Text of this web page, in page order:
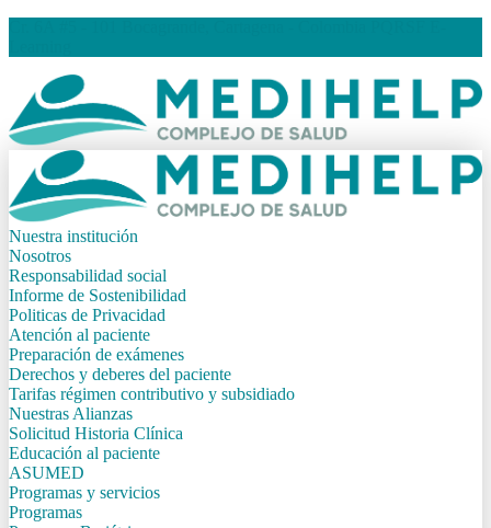
Nuestra institución
Nosotros
Responsabilidad social
Informe de Sostenibilidad
Politicas de Privacidad
Atención al paciente
Preparación de exámenes
Derechos y deberes del paciente
Tarifas régimen contributivo y subsidiado
Nuestras Alianzas
Solicitud Historia Clínica
Educación al paciente
ASUMED
Programas y servicios
Programas